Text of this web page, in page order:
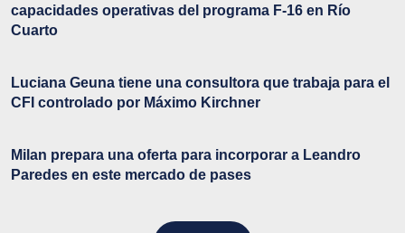
capacidades operativas del programa F-16 en Río
Cuarto
Luciana Geuna tiene una consultora que trabaja para el
CFI controlado por Máximo Kirchner
Milan prepara una oferta para incorporar a Leandro
Paredes en este mercado de pases